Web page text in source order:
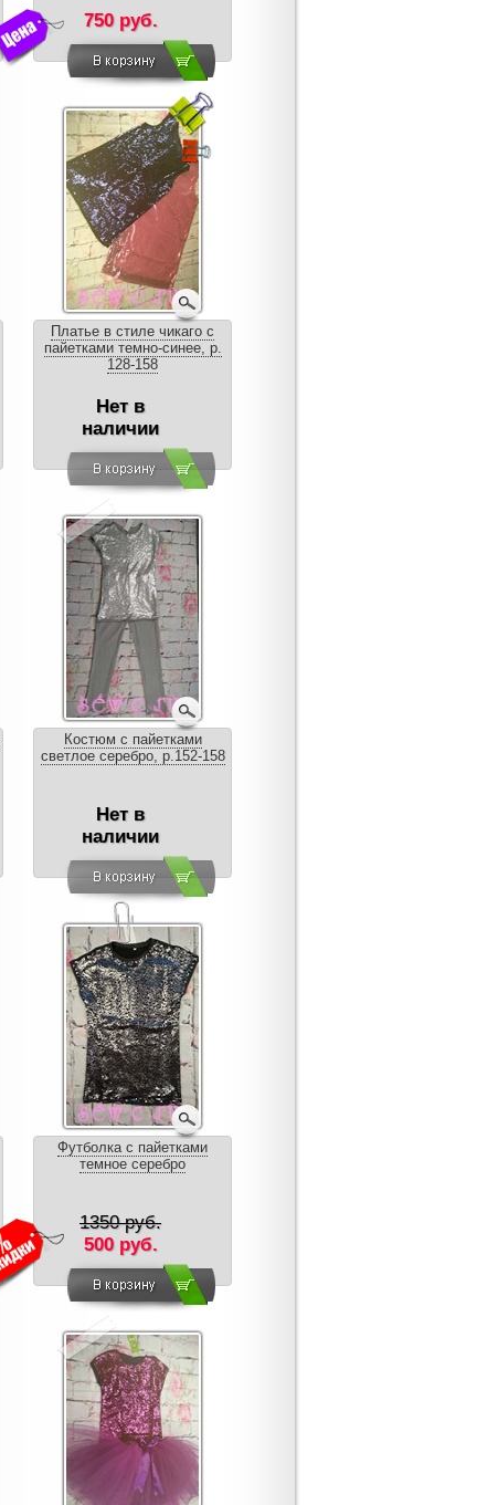
750 руб.
Платье в стиле чикаго с
пайетками темно-синее, р.
128-158
Нет в
наличии
Костюм с пайетками
светлое серебро, р.152-158
Нет в
наличии
Футболка с пайетками
темное серебро
1350 руб.
500 руб.